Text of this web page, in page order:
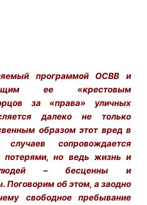
программой ОСВВ и
ее «крестовым
за «права» уличных
далеко не только
образом этот вред в
случаев сопровождается
потерями, но ведь жизнь и
людей – бесценны и
Поговорим об этом, а заодно
свободное пребывание